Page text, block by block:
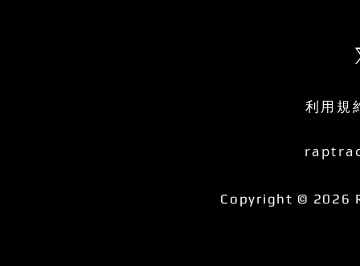
利用規
Copyright © 2026